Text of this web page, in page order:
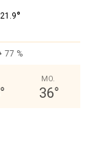
21.9°
77 %
°
MO.
36°